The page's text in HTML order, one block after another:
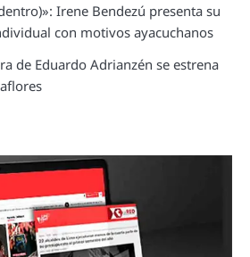
Irene Bendezú presenta su
con motivos ayacuchanos
de Eduardo Adrianzén se estrena